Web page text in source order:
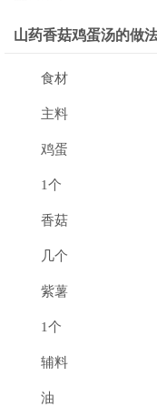
山药香菇鸡蛋汤的做
食材
主料
鸡蛋
1个
香菇
几个
紫薯
1个
辅料
油